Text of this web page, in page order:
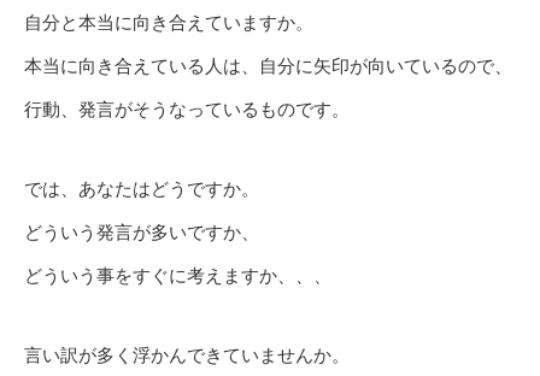
自分と本当に向き合えていますか。
本当に向き合えている人は、自分に矢印が向いているので、
行動、発言がそうなっているものです。
では、あなたはどうですか。
どういう発言が多いですか、
どういう事をすぐに考えますか、、、
言い訳が多く浮かんできていませんか。